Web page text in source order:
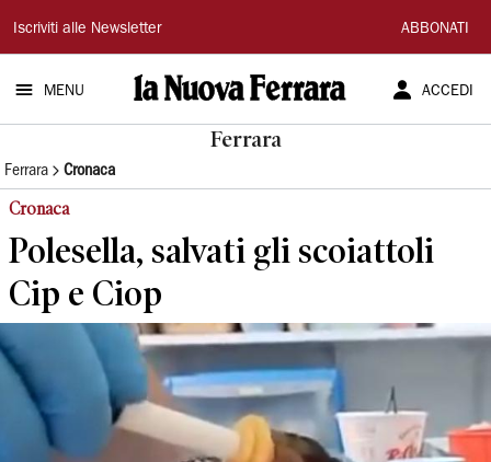
La
Nuova
Ferrara
Iscriviti alle Newsletter ABBONATI
MENU ACCEDI
Ferrara
Ferrara Cronaca
Cronaca
Polesella, salvati gli scoiattoli
Cip e Ciop